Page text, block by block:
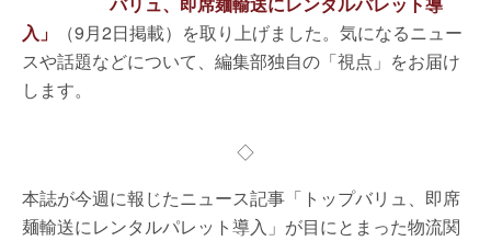
入」
（9月2日掲載）を取り上げました。気になるニュー
スや話題などについて、編集部独自の「視点」をお届け
します。
◇
本誌が今週に報じたニュース記事「トップバリュ、即席
麺輸送にレンタルパレット導入」が目にとまった物流関